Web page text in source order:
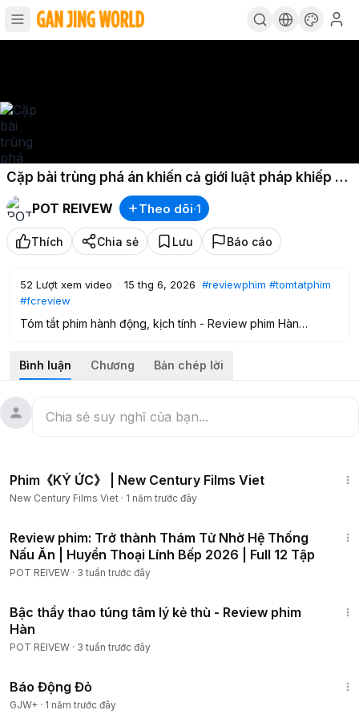
Cặp bài trùng phá án khiến cả giới luật pháp khiếp sợ
- Review phim Hàn
POT REIVEW
Theo dõi·1
Thích Chia sẻ Lưu Báo cáo
52 Lượt xem video · 15 thg 6, 2026 #reviewphim #tomtatphim
#fcreview
Tóm tắt phim hành động, kịch tính - Review phim Hàn
#reviewphim
#tomtatphim
#fcreview
#kichtinh
#reviewphimhay
Bình luận Chương Bản chép lời
Phim《KÝ ỨC》 | New Century Films Viet
New Century Films Viet · 1 năm trước đây
Review phim: Trở thành Thám Tử Nhờ Hệ Thống
Nấu Ăn | Huyền Thoại Lính Bếp 2026 | Full 12 Tập
POT REIVEW · 3 tuần trước đây
Bậc thầy thao túng tâm lý kẻ thù - Review phim
Hàn
POT REIVEW · 3 tuần trước đây
Báo Động Đỏ
GJW+ · 1 năm trước đây